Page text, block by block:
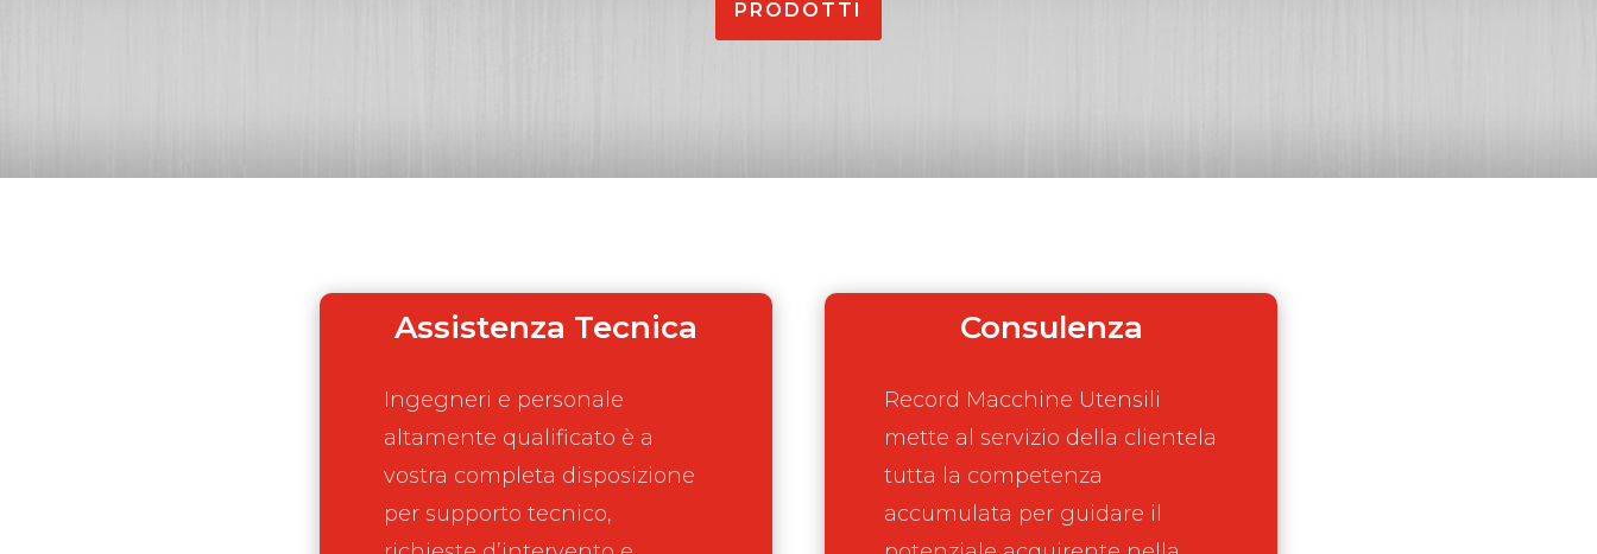
PRODOTTI
Assistenza Tecnica
Ingegneri e personale
altamente qualificato è a
vostra completa disposizione
per supporto tecnico,
Consulenza
Record Macchine Utensili
mette al servizio della clientela
tutta la competenza
accumulata per guidare il